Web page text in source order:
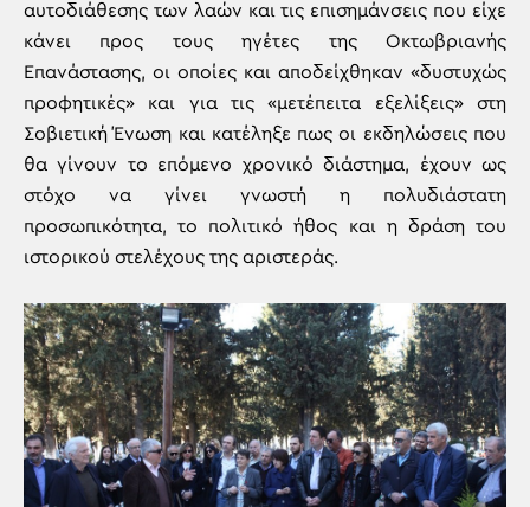
αυτοδιάθεσης των λαών και τις επισημάνσεις που είχε
κάνει προς τους ηγέτες της Οκτωβριανής
Επανάστασης, οι οποίες και αποδείχθηκαν «δυστυχώς
προφητικές» και για τις «μετέπειτα εξελίξεις» στη
Σοβιετική Ένωση και κατέληξε πως οι εκδηλώσεις που
θα γίνουν το επόμενο χρονικό διάστημα, έχουν ως
στόχο να γίνει γνωστή η πολυδιάστατη
προσωπικότητα, το πολιτικό ήθος και η δράση του
ιστορικού στελέχους της αριστεράς.